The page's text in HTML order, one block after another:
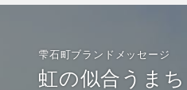
雫石町ブランドメッセージ
虹の似合うまち